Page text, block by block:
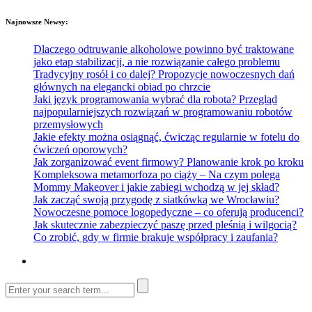
Najnowsze Newsy:
Dlaczego odtruwanie alkoholowe powinno być traktowane
jako etap stabilizacji, a nie rozwiązanie całego problemu
Tradycyjny rosół i co dalej? Propozycje nowoczesnych dań
głównych na elegancki obiad po chrzcie
Jaki język programowania wybrać dla robota? Przegląd
najpopularniejszych rozwiązań w programowaniu robotów
przemysłowych
Jakie efekty można osiągnąć, ćwicząc regularnie w fotelu do
ćwiczeń oporowych?
Jak zorganizować event firmowy? Planowanie krok po kroku
Kompleksowa metamorfoza po ciąży – Na czym polega
Mommy Makeover i jakie zabiegi wchodzą w jej skład?
Jak zacząć swoją przygodę z siatkówką we Wrocławiu?
Nowoczesne pomoce logopedyczne – co oferują producenci?
Jak skutecznie zabezpieczyć paszę przed pleśnią i wilgocią?
Co zrobić, gdy w firmie brakuje współpracy i zaufania?